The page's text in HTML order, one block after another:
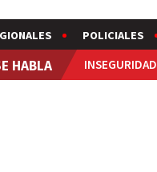
POLICIALES
HABLA INSEGURIDAD